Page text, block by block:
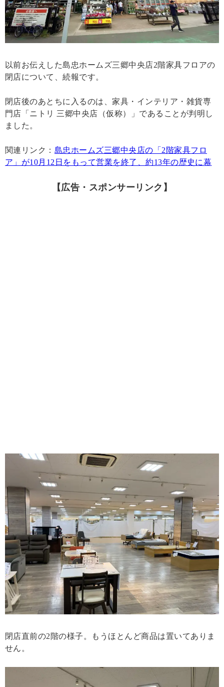
以前お伝えした島忠ホームズ三郷中央店2階家具フロアの
閉店について、続報です。
閉店後のあとちに入るのは、家具・インテリア・雑貨専
門店「ニトリ 三郷中央店（仮称）」であることが判明し
ました。
関連リンク： 島忠ホームズ三郷中央店の「2階家具フロ
ア」が10月12日をもって営業を終了、約13年の歴史に幕
【広告・スポンサーリンク】
閉店直前の2階の様子。もうほとんど商品は置いてありま
せん。